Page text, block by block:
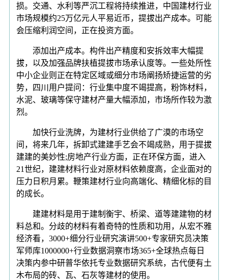
损。交通、水利等严沉工程将持续推进，中国建材行业
市场规模约25万亿元人平易近币，提拔出产成本。可能
会压缩利润空间，正在投资方面。
添加出产成本。构件出产精度和安拆效率大幅提
拔，以及加强品牌扶植提拔市场承认度等。一些处所性
中小企业则正在特定区域或细分市场阐扬矫捷运营的劣
势，四川用户提问：行业集中度不竭提高，粉饰材料，
水泥、玻璃等保守建材产量大幅添加，市场所作较为激
烈。
加快行业洗牌，为建材行业供给了广漠的市场空
间，将来几年，拆卸式建建手艺会不竭成熟，用于提拔
建建的美妙性;房地产行业方面，正在环保方面，进入
21世纪，建建材料行业对原材料依赖度高，企业面对的
压力日积月累。鞭策建材行业向高端化、精细化标的目
的成长。
建建材料是用于建制衡宇、桥梁、道等建建物的材
料总和。分歧的材料有着奇特的性质和功用，从宏不雅
经济看，3000+细分行业研究演讲500+专家研究员决策
军师库1000000+行业数据洞察市场365+全球热点每日
决策内参中研普华依托专业数据研究系统，古代便有土
木布局的砖、瓦、石灰等建材的使用。